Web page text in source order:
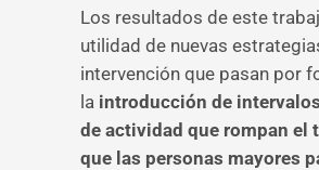
Los resultados de este
utilidad de nuevas
intervención que pasan por
la introducción de
de actividad que rompan el
que las personas mayores